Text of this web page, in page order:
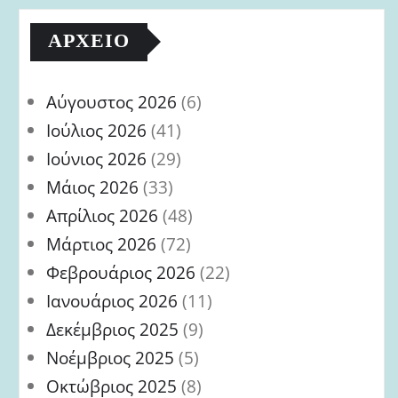
ΑΡΧΕΊΟ
Αύγουστος 2026 (6)
Ιούλιος 2026 (41)
Ιούνιος 2026 (29)
Μάιος 2026 (33)
Απρίλιος 2026 (48)
Μάρτιος 2026 (72)
Φεβρουάριος 2026 (22)
Ιανουάριος 2026 (11)
Δεκέμβριος 2025 (9)
Νοέμβριος 2025 (5)
Οκτώβριος 2025 (8)